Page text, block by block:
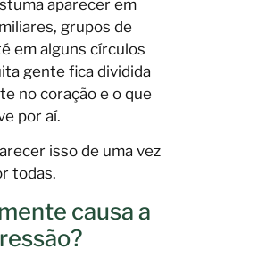
aparecer em
grupos de
em alguns círculos
gente fica dividida
no coração e o que
por aí.
isso de uma vez
todas.
causa a